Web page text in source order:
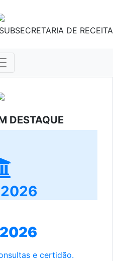
DE RECEITA
DESTAQUE
e certidão.